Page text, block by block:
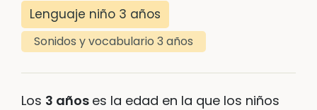
Lenguaje niño 3 años
Sonidos y vocabulario 3 años
Los 3 años es la edad en la que los niños